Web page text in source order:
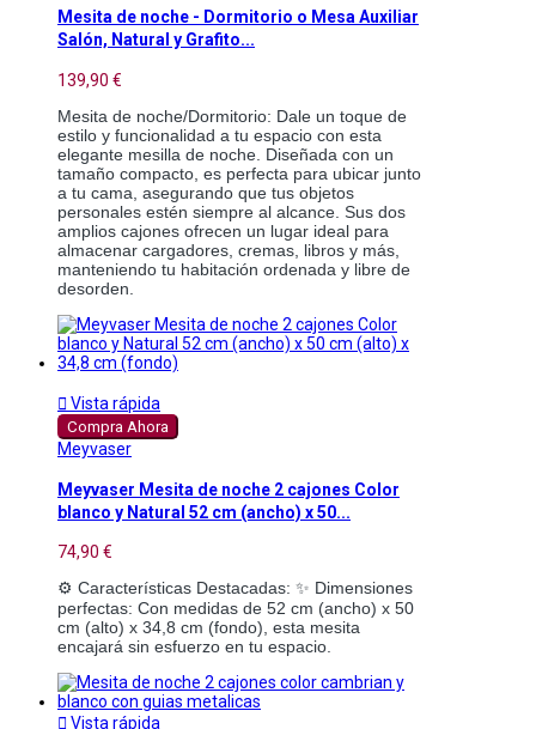
Mesita de noche - Dormitorio o Mesa Auxiliar
Salón, Natural y Grafito...
139,90 €
Mesita de noche/Dormitorio: Dale un toque de
estilo y funcionalidad a tu espacio con esta
elegante mesilla de noche. Diseñada con un
tamaño compacto, es perfecta para ubicar junto
a tu cama, asegurando que tus objetos
personales estén siempre al alcance. Sus dos
amplios cajones ofrecen un lugar ideal para
almacenar cargadores, cremas, libros y más,
manteniendo tu habitación ordenada y libre de
desorden.
 Vista rápida
Compra Ahora
Meyvaser
Meyvaser Mesita de noche 2 cajones Color
blanco y Natural 52 cm (ancho) x 50...
74,90 €
⚙️ Características Destacadas: ✨ Dimensiones
perfectas: Con medidas de 52 cm (ancho) x 50
cm (alto) x 34,8 cm (fondo), esta mesita
encajará sin esfuerzo en tu espacio.
 Vista rápida